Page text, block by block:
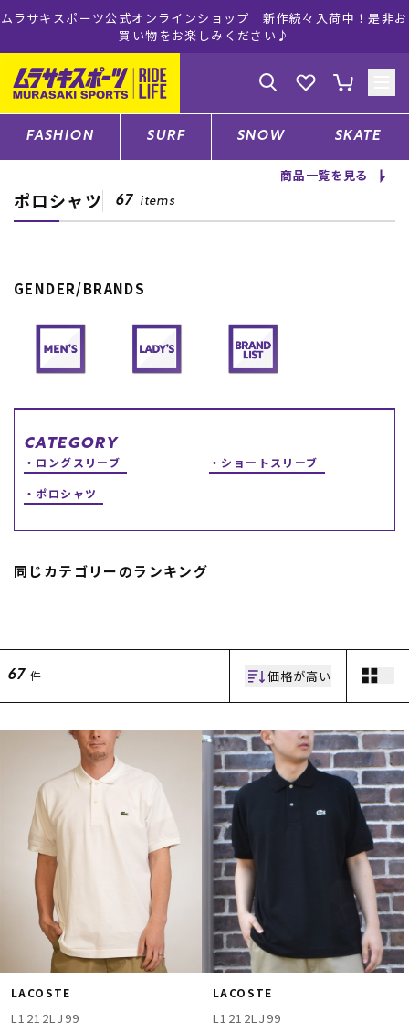
ップ 新作続々入荷中！是非お ムラサキスポーツ公式オンライ
ゲスト様
ログイン 会員登録
ファッションTOP
スノーTOP
スケートTOP
CONTENTS
RIDE LIFE MAGAZINE一
覧
中古/アウトレット サー
中古/アウトレット スノ
店頭受取サービス
ギフトラッピング
下取り保証について
店舗一覧
お問い合わせ
ニュース
ムラサキスポーツ 公式アプリ
ポイント・クーポンもこのアプリで！
FASHION SURF SNOW SKATE
商品一覧を見る
ポロシャツ 67 items
GENDER/BRANDS
CATEGORY
ロングスリーブ
ショートスリーブ
ポロシャツ
同じカテゴリーのランキング
67 件 価格が高い
LACOSTE
L1212LJ99
LACOSTE
L1212LJ99